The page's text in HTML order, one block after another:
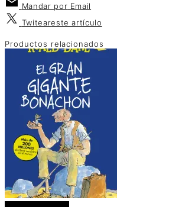
Mandar por Email
Twiteareste artículo
Productos relacionados